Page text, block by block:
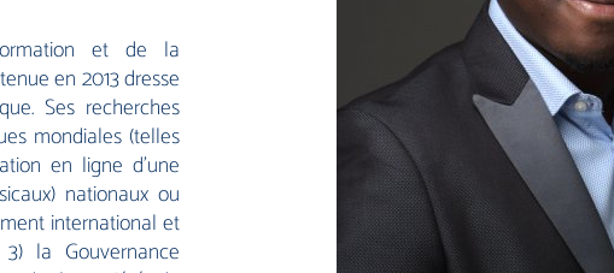
et de la
en 2013 dresse
Ses recherches
mondiales (telles
en ligne d’une
nationaux ou
international et
la Gouvernance